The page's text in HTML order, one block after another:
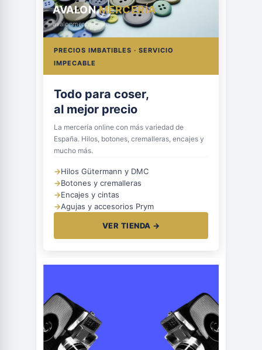
AVALONMERCERÍA
avalonmerceria.es
PRECIOS IMBATIBLES · SERVICIO
IMPECABLE
Todo para coser,
al mejor precio
La mercería online con más variedad de
España. Hilos, botones, cremalleras, encajes y
mucho más.
→Hilos Gütermann y DMC
→Botones y cremalleras
→Encajes y cintas
→Agujas y accesorios Prym
VER TIENDA →